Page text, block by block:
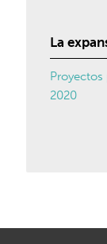
La
Proyectos
2020